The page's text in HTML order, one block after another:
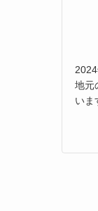
地元
いま